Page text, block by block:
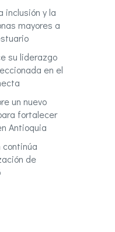
inclusión y la
mayores a
su liderazgo
en el
un nuevo
fortalecer
Antioquia
de